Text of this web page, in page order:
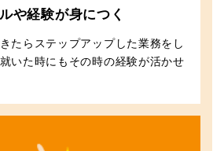
や経験が身につく
たらステップアップした業務をし
いた時にもその時の経験が活かせ